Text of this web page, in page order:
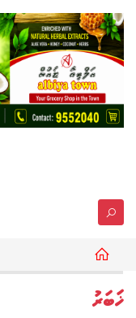
ޚަބަރު